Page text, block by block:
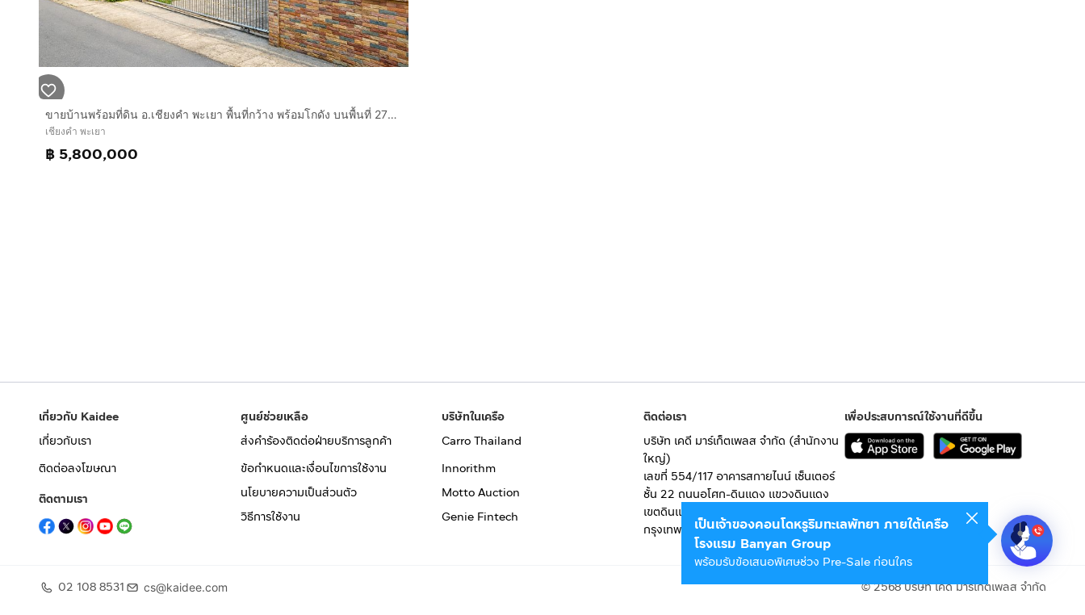
ขายบ้านพร้อมที่ดิน อ.เชียงคำ พะเยา พื้นที่กว้าง พร้อมโกดัง บนพื้นที่ 278 ตร.วา เหมาะทำธุรกิจ อาคารพาณิชย์
เชียงคำ พะเยา
฿ 5,800,000
เกี่ยวกับ Kaidee
เกี่ยวกับเรา
ติดต่อลงโฆษณา
ติดตามเรา
ศูนย์ช่วยเหลือ
ส่งคำร้องติดต่อฝ่ายบริการลูกค้า
ข้อกำหนดและเงื่อนไขการใช้งาน
นโยบายความเป็นส่วนตัว
วิธีการใช้งาน
บริษัทในเครือ
Carro Thailand
Innorithm
Motto Auction
Genie Fintech
ติดต่อเรา
บริษัท เคดี มาร์เก็ตเพลส จำกัด (สำนักงาน
ใหญ่)
เลขที่ 554/117 อาคารสกายไนน์ เซ็นเตอร์
ชั้น 22 ถนนอโศก-ดินแดง แขวงดินแดง
เขตดินแดง
กรุงเทพมหานคร 10400
เพื่อประสบการณ์ใช้งานที่ดีขึ้น
02 108 8531 cs@kaidee.com © 2568 บริษัท เคดี มาร์เก็ตเพลส จำกัด
เป็นเจ้าของคอนโดหรูริมทะเลพัทยา ภายใต้เครือ
โรงแรม Banyan Group
พร้อมรับข้อเสนอพิเศษช่วง Pre-Sale ก่อนใคร